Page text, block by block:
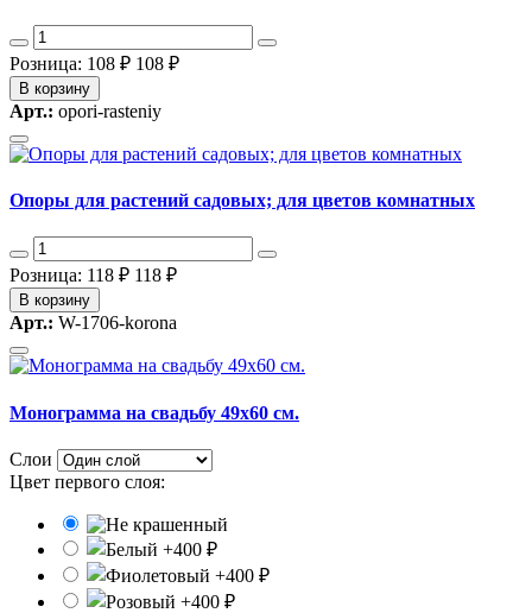
Розница: 108 ₽ 108 ₽
В корзину
Арт.: opori-rasteniy
Опоры для растений садовых; для цветов комнатных
Розница: 118 ₽ 118 ₽
В корзину
Арт.: W-1706-korona
Монограмма на свадьбу 49x60 см.
Слои
Цвет первого слоя: